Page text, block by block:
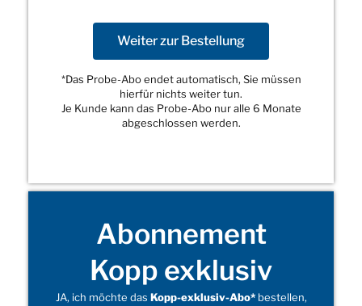
Weiter zur Bestellung
*Das Probe-Abo endet automatisch, Sie müssen
hierfür nichts weiter tun.
Je Kunde kann das Probe-Abo nur alle 6 Monate
abgeschlossen werden.
Abonnement
Kopp exklusiv
JA, ich möchte das Kopp-exklusiv-Abo*bestellen,